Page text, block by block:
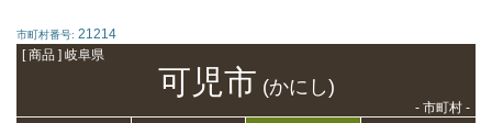
市町村番号: 21214
[ 商品 ] 岐阜県
可児市 (かにし)
- 市町村 -